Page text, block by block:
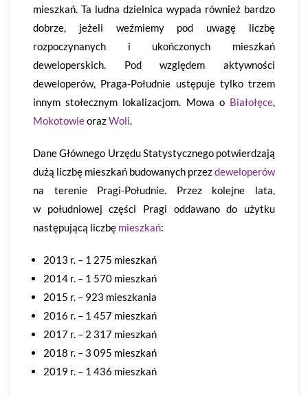
mieszkań. Ta ludna dzielnica wypada również bardzo
dobrze, jeżeli weźmiemy pod uwagę liczbę
rozpoczynanych i ukończonych mieszkań
deweloperskich. Pod względem aktywności
deweloperów, Praga-Południe ustępuje tylko trzem
innym stołecznym lokalizacjom. Mowa o Białołęce,
MokotowieorazWoli.
Dane Głównego Urzędu Statystycznego potwierdzają
dużą liczbę mieszkań budowanych przezdeweloperów
na terenie Pragi-Południe. Przez kolejne lata,
w południowej części Pragi oddawano do użytku
następującą liczbę mieszkań:
2013 r. – 1 275 mieszkań
2014 r. – 1 570 mieszkań
2015 r. – 923 mieszkania
2016 r. – 1 457 mieszkań
2017 r. – 2 317 mieszkań
2018 r. – 3 095 mieszkań
2019 r. – 1 436 mieszkań